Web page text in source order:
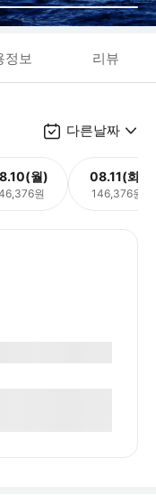
정보 리뷰
다른날짜
월)
원
08.11(화)
146,376원